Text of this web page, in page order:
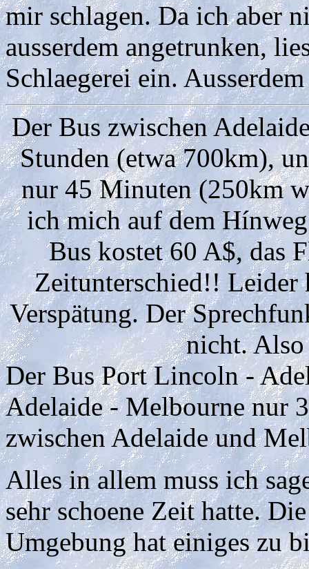
mir schlagen. Da ich aber
ausserdem angetrunken,
Schlaegerei ein.
Der Bus zwischen
Stunden (etwa 700km),
nur 45 Minuten (250km
ich mich auf dem
Bus kostet 60 A$, das
Zeitunterschied!! Leider
Verspätung. Der
nicht. Also
Der Bus Port Lincoln -
Adelaide - Melbourne nur
zwischen Adelaide und
Alles in allem muss ich
sehr schoene Zeit hatte.
Umgebung hat einiges zu